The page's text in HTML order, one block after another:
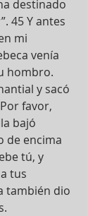
destinado
45 Y antes
mi
venía
hombro.
y sacó
favor,
bajó
de encima
tú, y
tus
también dio